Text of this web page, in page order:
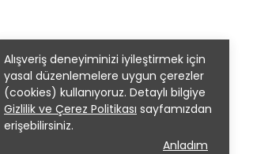
Alışveriş deneyiminizi iyileştirmek için
yasal düzenlemelere uygun çerezler
(cookies) kullanıyoruz. Detaylı bilgiye
Gizlilik ve Çerez Politikası sayfamızdan
erişebilirsiniz.
Anladım